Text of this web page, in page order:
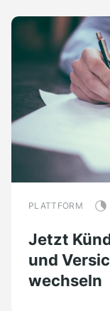
PLATTFORM
Jetzt
und
wechseln